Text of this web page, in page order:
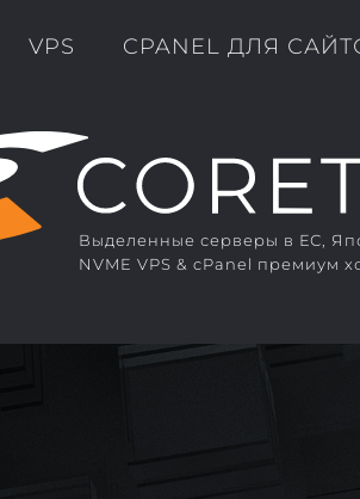
VPS CPANEL ДЛЯ
Выделенные серверы в ЕС,
NVME VPS & cPanel премиум